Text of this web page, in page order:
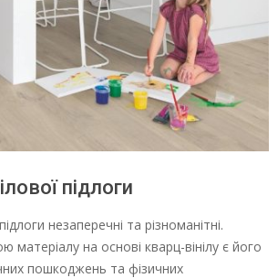
підлоги
незаперечні та різноманітні.
матеріалу на основі кварц-вінілу є його
пошкоджень та фізичних